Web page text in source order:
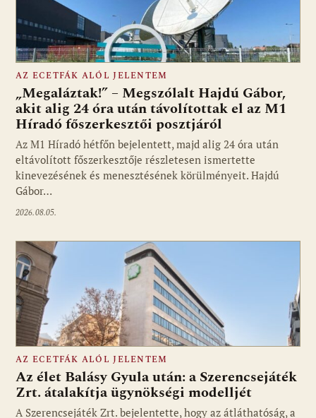
Fotó: media1.hu
AZ ECETFÁK ALÓL JELENTEM
„Megaláztak!” – Megszólalt Hajdú Gábor,
akit alig 24 óra után távolítottak el az M1
Híradó főszerkesztői posztjáról
Az M1 Híradó hétfőn bejelentett, majd alig 24 óra után
eltávolított főszerkesztője részletesen ismertette
kinevezésének és menesztésének körülményeit. Hajdú
Gábor…
2026.08.05.
Fotó: media1.hu
AZ ECETFÁK ALÓL JELENTEM
Az élet Balásy Gyula után: a Szerencsejáték
Zrt. átalakítja ügynökségi modelljét
A Szerencsejáték Zrt. bejelentette, hogy az átláthatóság, a